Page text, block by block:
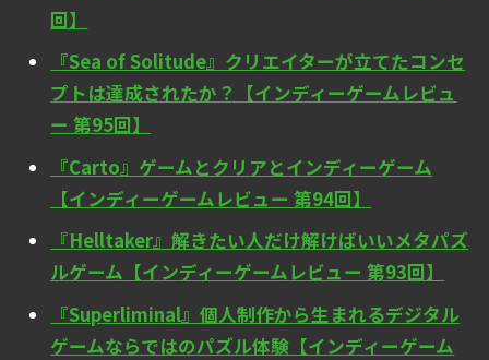
回】
『Sea of Solitude』クリエイターが立てたコンセ
プトは達成されたか？【インディーゲームレビュ
ー 第95回】
『Carto』ゲームとクリアとインディーゲーム
【インディーゲームレビュー 第94回】
『Helltaker』解きたい人だけ解けばいいメタパズ
ルゲーム【インディーゲームレビュー 第93回】
『Superliminal』個人制作から生まれるデジタル
ゲームならではのパズル体験【インディーゲーム